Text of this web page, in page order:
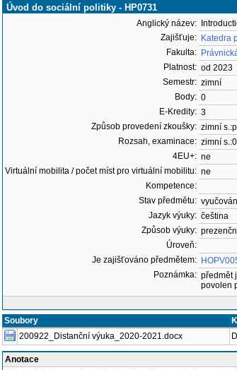
Úvod do sociální politiky - HP0731
Anglický název:
Zajišťuje: Katedra
Fakulta:
Platnost: od 2023
Semestr: zimní
Body: 0
E-Kredity: 3
Způsob provedení zkoušky: zimní
Rozsah, examinace: zimní
4EU+: ne
Virtuální mobilita / počet míst pro virtuální mobilitu: ne
Kompetence:
Stav předmětu: vyučován
Jazyk výuky: čeština
Způsob výuky:
Úroveň:
Je zajišťováno předmětem:
Poznámka: předmět
povolen
Soubory
200922_Distanční výuka_2020-2021.docx
Anotace